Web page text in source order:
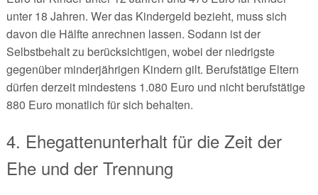
unter 18 Jahren. Wer das Kindergeld bezieht, muss sich
davon die Hälfte anrechnen lassen. Sodann ist der
Selbstbehalt zu berücksichtigen, wobei der niedrigste
gegenüber minderjährigen Kindern gilt. Berufstätige Eltern
dürfen derzeit mindestens 1.080 Euro und nicht berufstätige
880 Euro monatlich für sich behalten.
4. Ehegattenunterhalt für die Zeit der
Ehe und der Trennung